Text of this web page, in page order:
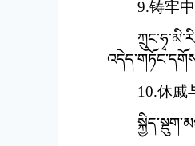
9.铸牢
10.休戚